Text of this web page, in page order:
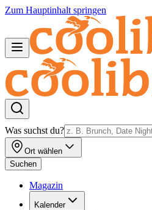
Zum Hauptinhalt springen
Was suchst du?
Ort wählen
Suchen
Magazin
Kalender